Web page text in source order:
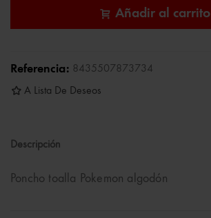
Añadir al carrito
Referencia: 8435507873734
A Lista De Deseos
Descripción
Poncho toalla Pokemon algodón